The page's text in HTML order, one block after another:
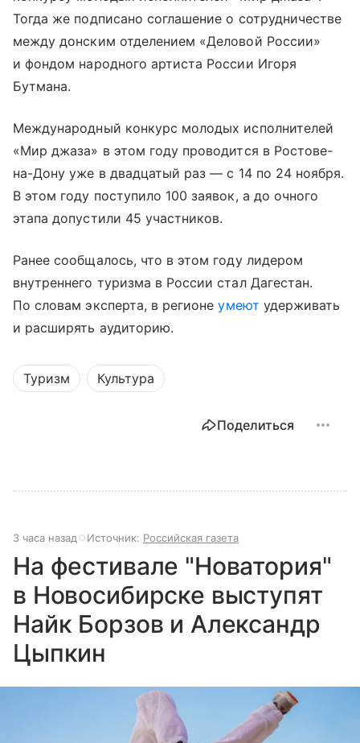
Тогда же подписано соглашение о сотрудничестве
между донским отделением «Деловой России»
и фондом народного артиста России Игоря
Бутмана.
Международный конкурс молодых исполнителей
«Мир джаза» в этом году проводится в Ростове-
на-Дону уже в двадцатый раз — с 14 по 24 ноября.
В этом году поступило 100 заявок, а до очного
этапа допустили 45 участников.
Ранее сообщалось, что в этом году лидером
внутреннего туризма в России стал Дагестан.
По словам эксперта, в регионеумеют удерживать
и расширять аудиторию.
Туризм Культура
Поделиться
3 часа назад Источник: Российская газета
На фестивале "Новатория"
в Новосибирске выступят
Найк Борзов и Александр
Цыпкин